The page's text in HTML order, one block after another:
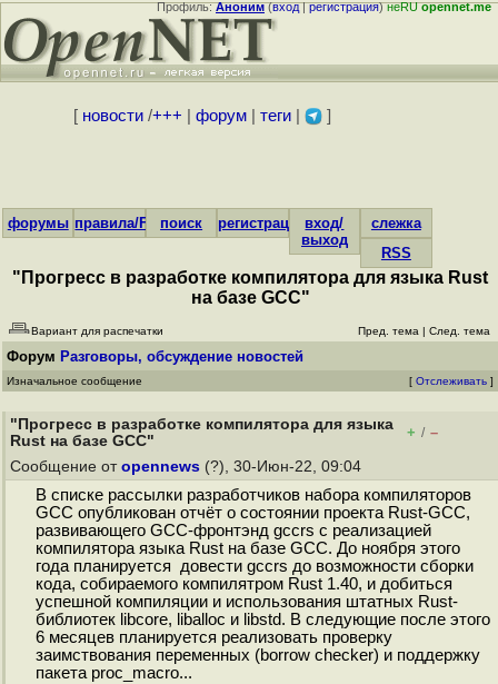
Профиль:Аноним(вход|регистрация)неRUopennet.me
[ новости/+++ форум| теги| ]
форумы правила/FAQпоиск регистрациявход/
выход
слежка
RSS
"Прогресс в разработке компилятора для языка Rust
на базе GCC"
Вариант для распечатки Пред. тема | След. тема
Форум Разговоры, обсуждение новостей
Изначальное сообщение [ Отслеживать ]
"Прогресс в разработке компилятора для языка
Rust на базе GCC"
+ / –
Сообщение от opennews (?), 30-Июн-22, 09:04
В списке рассылки разработчиков набора компиляторов
GCC опубликован отчёт о состоянии проекта Rust-GCC,
развивающего GCC-фронтэнд gccrs с реализацией
компилятора языка Rust на базе GCC. До ноября этого
года планируется довести gccrs до возможности сборки
кода, собираемого компилятром Rust 1.40, и добиться
успешной компиляции и использования штатных Rust-
библиотек libcore, liballoc и libstd. В следующие после этого
6 месяцев планируется реализовать проверку
заимствования переменных (borrow checker) и поддержку
пакета proc_macro...